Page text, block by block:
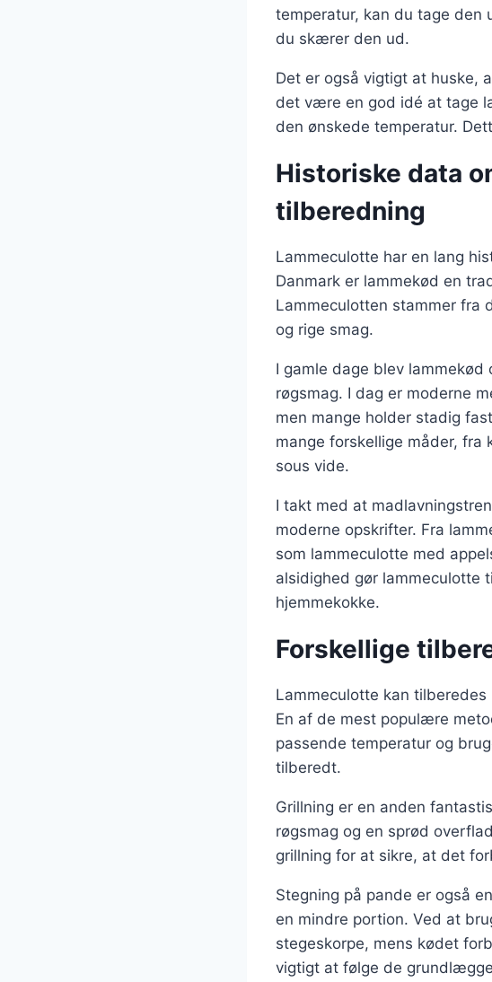
temperatur, kan du tage den
du skærer den ud.
Det er også vigtigt at huske,
det være en god idé at tage
den ønskede temperatur.
Historiske data
tilberedning
Lammeculotte har en lang
Danmark er lammekød en
Lammeculotten stammer fra
og rige smag.
I gamle dage blev
røgsmag. I dag er moderne
men mange holder stadig
mange forskellige måder, fra
sous vide.
I takt med at
moderne opskrifter. Fra
som lammeculotte med
alsidighed gør lammeculotte
hjemmekokke.
Forskellige
Lammeculotte kan
En af de mest populære
passende temperatur og
tilberedt.
Grillning er en anden
røgsmag og en sprød
grillning for at sikre, at det
Stegning på pande er også
en mindre portion. Ved at
stegeskorpe, mens kødet
vigtigt at følge de